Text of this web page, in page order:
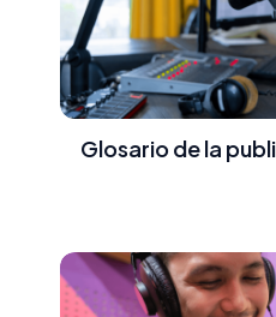
Glosario de la